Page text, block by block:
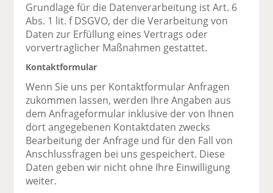
Grundlage für die Datenverarbeitung ist Art. 6
Abs. 1 lit. f DSGVO, der die Verarbeitung von
Daten zur Erfüllung eines Vertrags oder
vorvertraglicher Maßnahmen gestattet.
Kontaktformular
Wenn Sie uns per Kontaktformular Anfragen
zukommen lassen, werden Ihre Angaben aus
dem Anfrageformular inklusive der von Ihnen
dort angegebenen Kontaktdaten zwecks
Bearbeitung der Anfrage und für den Fall von
Anschlussfragen bei uns gespeichert. Diese
Daten geben wir nicht ohne Ihre Einwilligung
weiter.